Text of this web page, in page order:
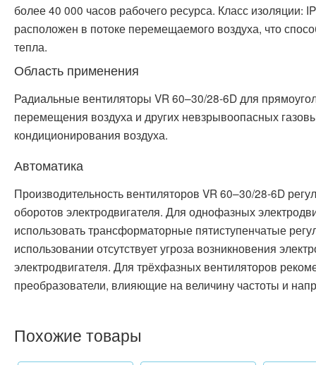
более 40 000 часов рабочего ресурса. Класс изоляции:
расположен в потоке перемещаемого воздуха, что
тепла.
Область применения
Радиальные вентиляторы VR 60–30/28-6D для
перемещения воздуха и других невзрывоопасных
кондиционирования воздуха.
Автоматика
Производительность вентиляторов VR 60–30/28-6D
оборотов электродвигателя. Для однофазных
использовать трансформаторные пятиступенчатые
использовании отсутствует угроза возникновения
электродвигателя. Для трёхфазных вентиляторов
преобразователи, влияющие на величину частоты и
Похожие товары